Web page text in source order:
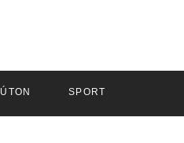
ÚTON SPORT